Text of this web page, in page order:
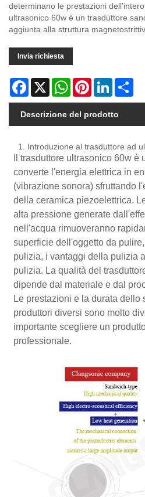
determinano le prestazioni
ultrasonico 60w è un trasduttore
aggiunta alla struttura
Invia richiesta
Facebook
X WhatsAppPinterestLinkedIn
Descrizione del prodotto
1. Introduzione al trasduttore ad
Il trasduttore ultrasonico 60w è
converte l'energia elettrica in
(vibrazione sonora) sfruttando
della ceramica piezoelettrica.
alta pressione generate
nell'acqua rimuoveranno
superficie dell'oggetto da
pulizia, i vantaggi della pulizia
pulizia. La qualità del
dipende dal materiale e dal
Le prestazioni e la durata dello
produttori diversi sono molto
importante scegliere un
professionale.